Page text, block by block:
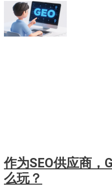
作为SEO供应商，
么玩？